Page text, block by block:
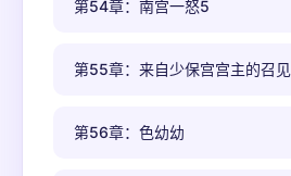
第54章：南宫一怒5
第55章：来自少保宫宫主的召见
第56章：色幼幼